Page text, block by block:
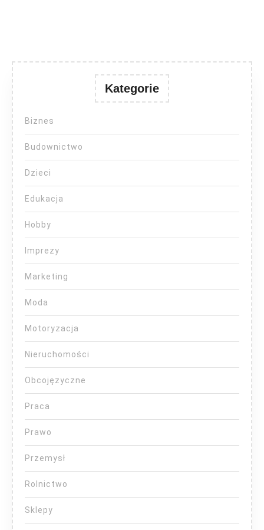
Kategorie
Biznes
Budownictwo
Dzieci
Edukacja
Hobby
Imprezy
Marketing
Moda
Motoryzacja
Nieruchomości
Obcojęzyczne
Praca
Prawo
Przemysł
Rolnictwo
Sklepy